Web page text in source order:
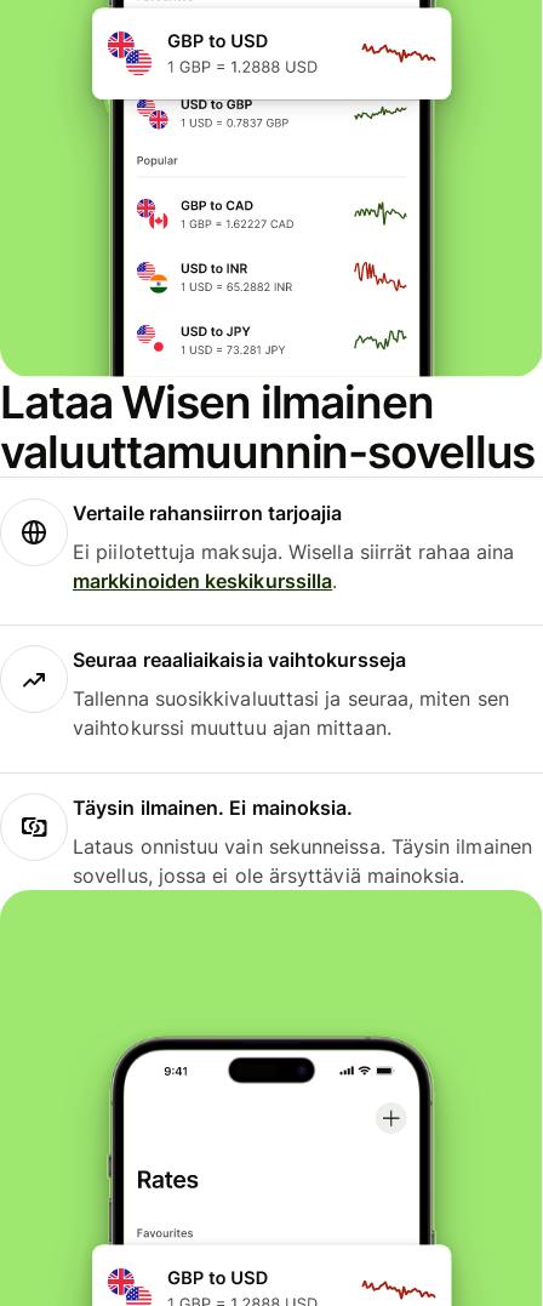
Lataa Wisen ilmainen
valuuttamuunnin-sovellus
Vertaile rahansiirron tarjoajia
Ei piilotettuja maksuja. Wisella siirrät rahaa aina
markkinoiden keskikurssilla.
Seuraa reaaliaikaisia vaihtokursseja
Tallenna suosikkivaluuttasi ja seuraa, miten sen
vaihtokurssi muuttuu ajan mittaan.
Täysin ilmainen. Ei mainoksia.
Lataus onnistuu vain sekunneissa. Täysin ilmainen
sovellus, jossa ei ole ärsyttäviä mainoksia.